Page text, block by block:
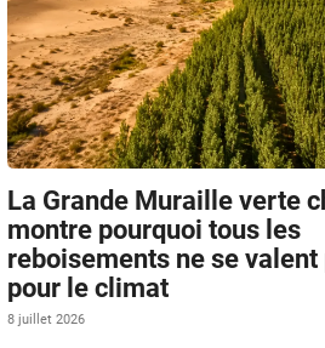
La Grande Muraille verte
montre pourquoi tous les
reboisements ne se valent
pour le climat
8 juillet 2026